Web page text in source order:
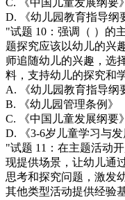
C. 《中国儿童发展纲要》
D. 《幼儿园教育指导纲
"试题 10：强调（ ）的
题探究应该以幼儿的兴
师追随幼儿的兴趣，选
料，支持幼儿的探究和学
A. 《幼儿园教育指导纲
B. 《幼儿园管理条例》
C. 《中国儿童发展纲要》
D. 《3-6岁儿童学习与
"试题 11：在主题活动
现提供场景，让幼儿通
思考和探究问题，激发
其他类型活动提供经验基